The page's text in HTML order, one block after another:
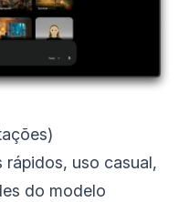
rápidos, uso casual,
do modelo